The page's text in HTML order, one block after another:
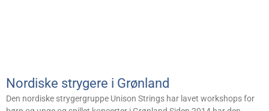
Nordiske strygere i Grønland
Den nordiske strygergruppe Unison Strings har lavet workshops for